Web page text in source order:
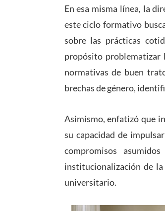
En esa misma línea, la
este ciclo formativo
sobre las prácticas
propósito problematizar
normativas de buen
brechas de género,
Asimismo, enfatizó que
su capacidad de
compromisos
institucionalización de
universitario.